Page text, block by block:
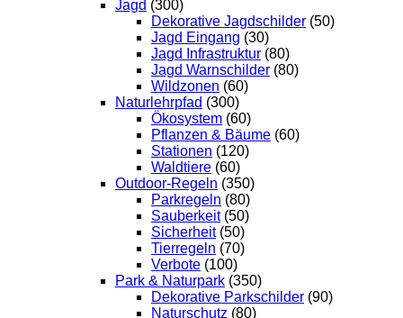
Jagd (300)
Dekorative Jagdschilder (50)
Jagd Eingang (30)
Jagd Infrastruktur (80)
Jagd Warnschilder (80)
Wildzonen (60)
Naturlehrpfad (300)
Ökosystem (60)
Pflanzen & Bäume (60)
Stationen (120)
Waldtiere (60)
Outdoor-Regeln (350)
Parkregeln (80)
Sauberkeit (50)
Sicherheit (50)
Tierregeln (70)
Verbote (100)
Park & Naturpark (350)
Dekorative Parkschilder (90)
Naturschutz (80)